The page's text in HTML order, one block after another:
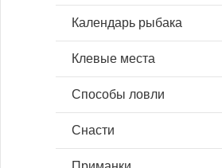
Календарь рыбака
Клевые места
Способы ловли
Снасти